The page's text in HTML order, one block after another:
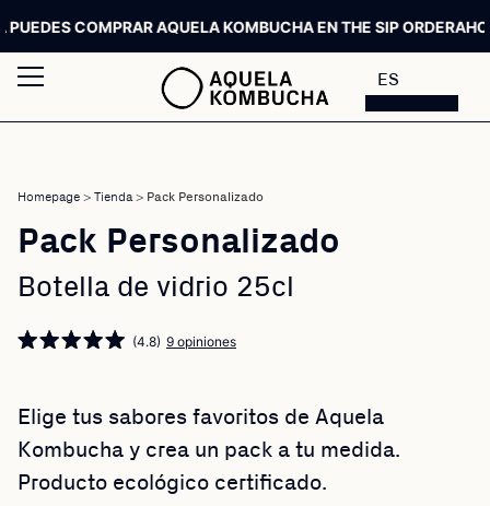
COMPRAR AQUELA KOMBUCHA EN THE SIP ORDERAHORA
ES
Homepage > Tienda> Pack Personalizado
Pack Personalizado
Botella de vidrio 25cl
(4.8) 9 opiniones
Elige tus sabores favoritos de Aquela
Kombucha y crea un pack a tu medida.
Producto ecológico certificado.